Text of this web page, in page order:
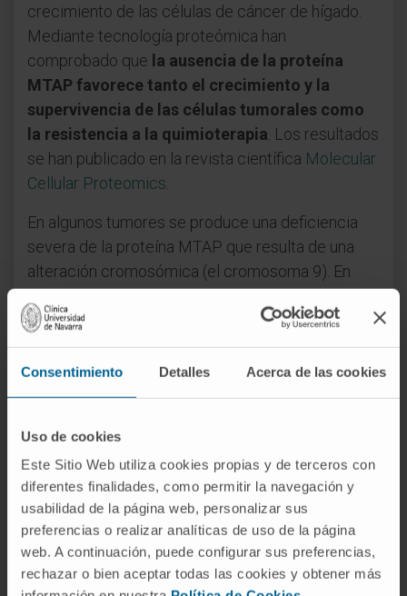
Consentimiento Detalles Acerca de las cookies
Uso de cookies
Este Sitio Web utiliza cookies propias y de terceros con
diferentes finalidades, como permitir la navegación y
usabilidad de la página web, personalizar sus
preferencias o realizar analíticas de uso de la página
web. A continuación, puede configurar sus preferencias,
rechazar o bien aceptar todas las cookies y obtener más
crecimiento de las células de cáncer de hígado.
Mediante tecnología proteómica han
comprobado que la ausencia de la proteína
MTAP favorece tanto el crecimiento y la
supervivencia de las células tumorales como
la resistencia a la quimioterapia . Los resultados
se han publicado en la revista científica Molecular
Cellular Proteomics
En algunos tumores se produce una deficiencia
severa de la proteína MTAP que resulta de una
alteración cromosómica (el cromosoma 9). En
concreto, en el hígado esta deficiencia puede ser
un factor que desencadene la progresión de la
enfermedad hepática y que favorezca el
desarrollo de cáncer de hígado. Según explica
elDr. Fernando Corrales, director de
confirmar esta hipótesis hemos utilizado
tecnología basada en el análisis de las proteínas y
hemos comprobado cambios tanto en su
expresión como en los patrones de metilación de
muchas de ellas. En términos clínicos, aquellos
tumores que presentan ausencia de la MTAP
podrían tener un peor pronóstico”.